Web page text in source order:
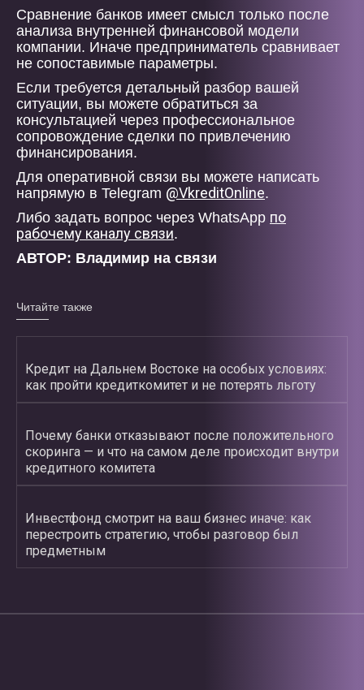
Сравнение банков имеет смысл только после
анализа внутренней финансовой модели
компании. Иначе предприниматель сравнивает
не сопоставимые параметры.
Если требуется детальный разбор вашей
ситуации, вы можете обратиться за
консультацией через профессиональное
сопровождение сделки по привлечению
финансирования.
Для оперативной связи вы можете написать
напрямую в Telegram @VkreditOnline.
Либо задать вопрос через WhatsApp по
рабочему каналу связи.
АВТОР: Владимир на связи
Читайте также
Кредит на Дальнем Востоке на особых условиях:
как пройти кредиткомитет и не потерять льготу
Почему банки отказывают после положительного
скоринга — и что на самом деле происходит внутри
кредитного комитета
Инвестфонд смотрит на ваш бизнес иначе: как
перестроить стратегию, чтобы разговор был
предметным